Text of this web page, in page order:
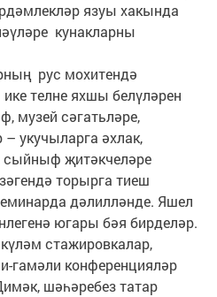
язуы хакында
кунакларны
рус мохитендә
телне яхшы белүләрен
музей сәгатьләре,
укучыларга әхлак,
сыйныф җитәкчеләре
торырга тиеш
дәлилләнде. Яшел
югары бәя бирделәр.
стажировкалар,
гамәли конференцияләр
шәһәребез татар